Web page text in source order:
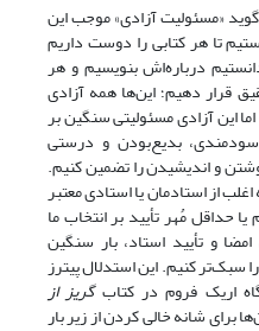
«مسئولیت آزادی» موجب این
تا هر کتابی را دوست داریم
درباره‌اش بنویسیم و هر
قرار دهیم؛ این‌ها همه آزادی
این آزادی مسئولیتی سنگین بر
سودمندی، بدیع‌بودن و درستی
و اندیشیدن را تضمین کنیم.
از استادمان یا استادی معتبر
حداقل مُهر تأیید بر انتخاب ما
و تأیید استاد، بار سنگین
سبک‌تر کنیم. این استدلال پیترز
اریک فروم در کتابگریز از
برای شانه خالی کردن از زیر بار